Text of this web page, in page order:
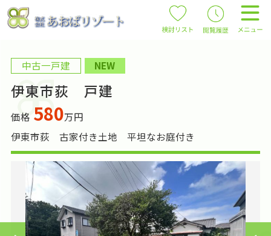
中古一戸建 NEW
伊東市荻 戸建
価格 580万円
伊東市荻 古家付き土地 平坦なお庭付き